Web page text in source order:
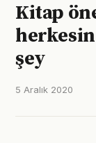
Kitap
şey
5 Aralık 2020